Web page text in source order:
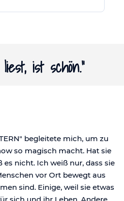
ist schön."
begleitete mich, um zu
so magisch macht. Hat sie
es nicht. Ich weiß nur, dass sie
vor Ort bewegt aus
sind. Einige, weil sie etwas